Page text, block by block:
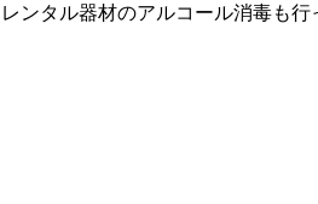
ンタル器材のアルコール消毒も行